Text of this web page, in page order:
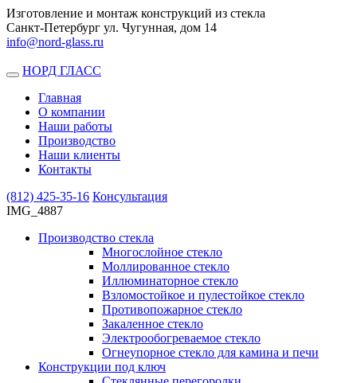
Изготовление и монтаж конструкций из стекла
Санкт-Петербург ул. Чугунная, дом 14
info@nord-glass.ru
Toggle
navigation
НОРД ГЛАСС
Главная
О компании
Наши работы
Производство
Наши клиенты
Контакты
(812) 425-35-16 Консультация
IMG_4887
Производство стекла
Многослойное стекло
Моллированное стекло
Иллюминаторное стекло
Взломостойкое и пулестойкое стекло
Противопожарное стекло
Закаленное стекло
Электрообогреваемое стекло
Огнеупорное стекло для камина и печи
Конструкции под ключ